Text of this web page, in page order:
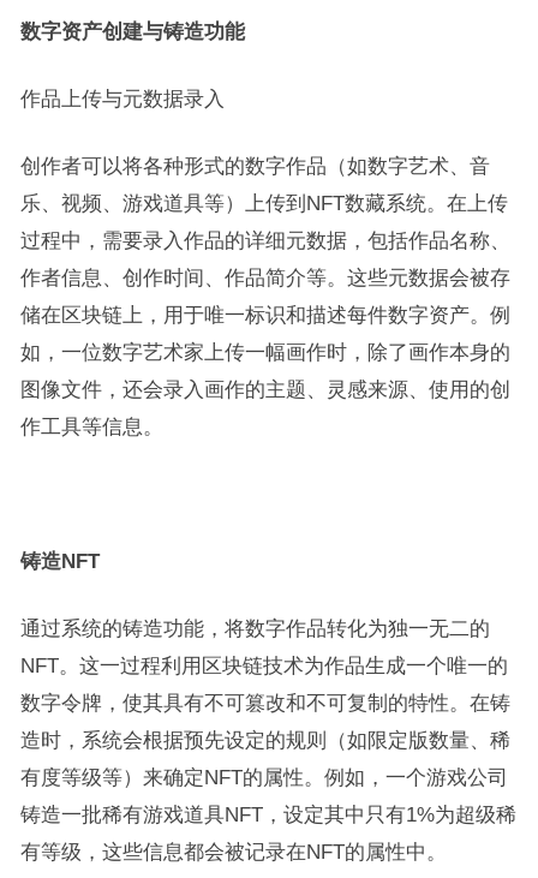
数字资产创建与铸造功能
作品上传与元数据录入
创作者可以将各种形式的数字作品（如数字艺术、音
乐、视频、游戏道具等）上传到NFT数藏系统。在上传
过程中，需要录入作品的详细元数据，包括作品名称、
作者信息、创作时间、作品简介等。这些元数据会被存
储在区块链上，用于唯一标识和描述每件数字资产。例
如，一位数字艺术家上传一幅画作时，除了画作本身的
图像文件，还会录入画作的主题、灵感来源、使用的创
作工具等信息。
铸造NFT
通过系统的铸造功能，将数字作品转化为独一无二的
NFT。这一过程利用区块链技术为作品生成一个唯一的
数字令牌，使其具有不可篡改和不可复制的特性。在铸
造时，系统会根据预先设定的规则（如限定版数量、稀
有度等级等）来确定NFT的属性。例如，一个游戏公司
铸造一批稀有游戏道具NFT，设定其中只有1%为超级稀
有等级，这些信息都会被记录在NFT的属性中。